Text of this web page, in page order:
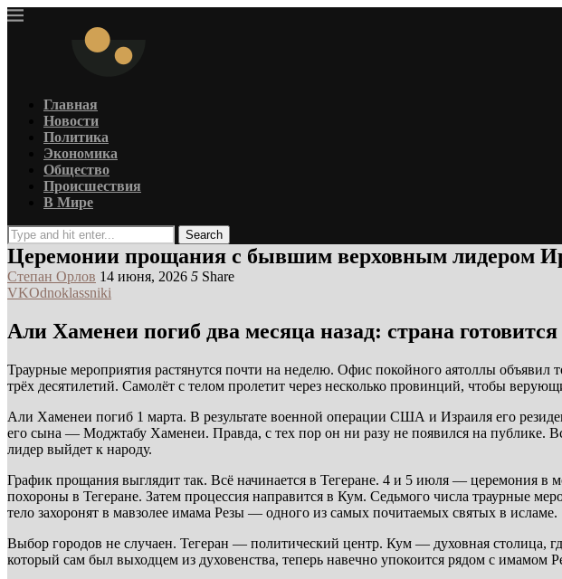
Главная
Новости
Политика
Экономика
Общество
Происшествия
В Мире
Search
Церемонии прощания с бывшим верховным лидером
Степан Орлов 14 июня, 2026 5 Share
VKOdnoklassniki
Али Хаменеи погиб два месяца назад: страна
Траурные мероприятия растянутся почти на неделю. Офис покойного аятоллы объявил
трёх десятилетий. Самолёт с телом пролетит через несколько провинций, чтобы
Али Хаменеи погиб 1 марта. В результате военной операции США и Израиля его
его сына — Моджтабу Хаменеи. Правда, с тех пор он ни разу не появился на публике.
лидер выйдет к народу.
График прощания выглядит так. Всё начинается в Тегеране. 4 и 5 июля — церемония
похороны в Тегеране. Затем процессия направится в Кум. Седьмого числа траурные
тело захоронят в мавзолее имама Резы — одного из самых почитаемых святых в исламе.
Выбор городов не случаен. Тегеран — политический центр. Кум — духовная
который сам был выходцем из духовенства, теперь навечно упокоится рядом с имамом